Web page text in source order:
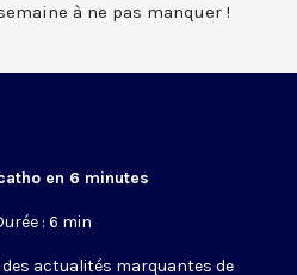
à ne pas manquer !
en 6 minutes
: 6 min
actualités marquantes de